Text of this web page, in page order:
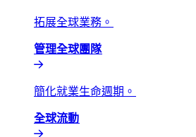
拓展全球業務。​​
管理全球團隊​​
簡化就業生命週期。​​
全球流動​​